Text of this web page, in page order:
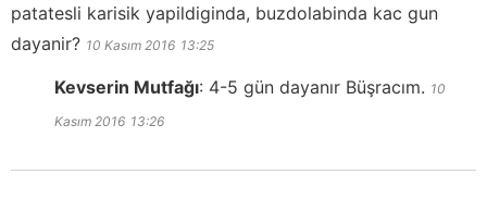
patatesli karisik yapildiginda, buzdolabinda kac gun
dayanir? 10 Kasım 2016 13:25
Kevserin Mutfağı: 4-5 gün dayanır Büşracım. 10
Kasım 2016 13:26